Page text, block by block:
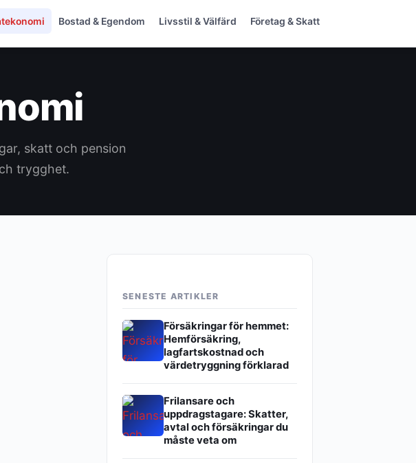
Bostad & Egendom Livsstil & Välfärd Företag & Skatt
skatt och pension
trygghet.
SENESTE ARTIKLER
Försäkringar för hemmet:
Hemförsäkring,
lagfartskostnad och
värdetryggning förklarad
Frilansare och
uppdragstagare: Skatter,
avtal och försäkringar du
måste veta om